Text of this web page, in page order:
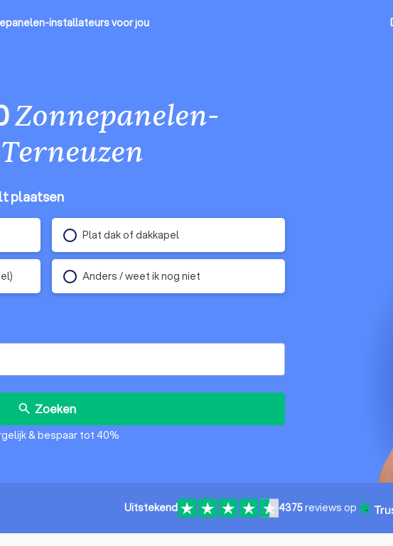
installateursvoor jou
Zonnepanelen-
Terneuzen
plaatsen
Plat dak of dakkapel
Anders / weet ik nog niet
search Zoeken
& bespaar tot 40%
Uitstekend 4375reviews op